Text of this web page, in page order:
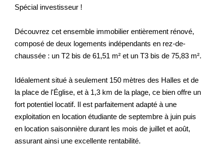
Spécial investisseur !
Découvrez cet ensemble immobilier entièrement rénové,
composé de deux logements indépendants en rez-de-
chaussée : un T2 bis de 61,51 m² et un T3 bis de 75,83 m².
Idéalement situé à seulement 150 mètres des Halles et de
la place de l'Église, et à 1,3 km de la plage, ce bien offre un
fort potentiel locatif. Il est parfaitement adapté à une
exploitation en location étudiante de septembre à juin puis
en location saisonnière durant les mois de juillet et août,
assurant ainsi une excellente rentabilité.